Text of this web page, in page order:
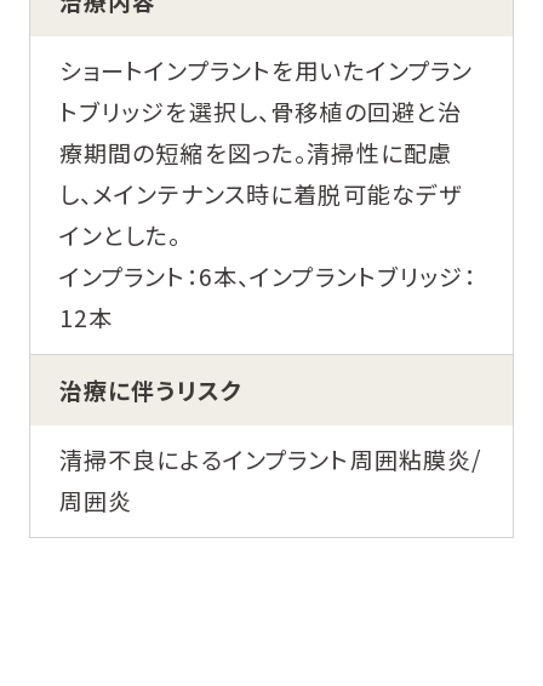
ショートインプラントを用いたインプラン
トブリッジを選択し、骨移植の回避と治
療期間の短縮を図った。清掃性に配慮
し、メインテナンス時に着脱可能なデザ
インとした。
インプラント：6本、インプラントブリッジ：
12本
治療に伴うリスク
清掃不良によるインプラント周囲粘膜炎/
周囲炎